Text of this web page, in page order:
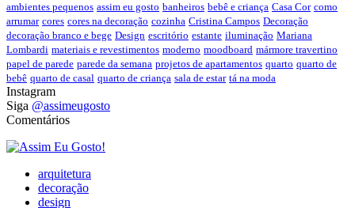
ambientes pequenos assim eu gosto banheiros bebê e criança Casa Cor como
arrumar cores cores na decoração cozinha Cristina Campos Decoração
decoração branco e bege Design escritório estante iluminação Mariana
Lombardi materiais e revestimentos moderno moodboard mármore travertino
papel de parede parede da semana projetos de apartamentos quarto quarto de
bebê quarto de casal quarto de criança sala de estar tá na moda
Instagram
Siga @assimeugosto
Comentários
arquitetura
decoração
design